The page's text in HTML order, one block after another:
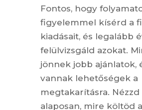
Fontos, hogy
figyelemmel kísérd a
kiadásait, és legalább
felülvizsgáld azokat.
jönnek jobb ajánlatok,
vannak lehetőségek a
megtakarításra.
alaposan, mire költöd a